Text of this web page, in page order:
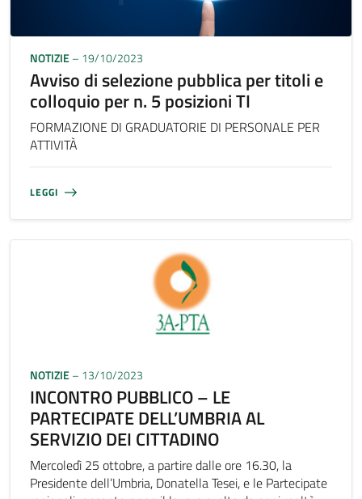
NOTIZIE– 19/10/2023
Avviso di selezione pubblica per titoli e
colloquio per n. 5 posizioni TI
FORMAZIONE DI GRADUATORIE DI PERSONALE PER
ATTIVITÀ
LEGGI
NOTIZIE– 13/10/2023
INCONTRO PUBBLICO – LE
PARTECIPATE DELL’UMBRIA AL
SERVIZIO DEI CITTADINO
Mercoledì 25 ottobre, a partire dalle ore 16.30, la
Presidente dell’Umbria, Donatella Tesei, e le Partecipate